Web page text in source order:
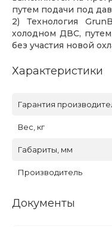
путем подачи под
2) Технология
холодном ДВС,
без участия новой
Характеристики
Гарантия
Вес, кг
Габариты, мм
Производитель
Документы